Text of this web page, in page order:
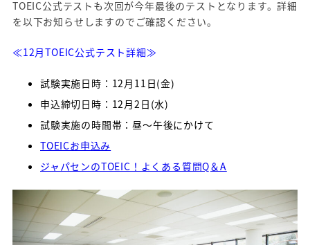
TOEIC公式テストも次回が今年最後のテストとなります。詳細
を以下お知らせしますのでご確認ください。
≪12月TOEIC公式テスト詳細≫
試験実施日時：12月11日(金)
申込締切日時：12月2日(水)
試験実施の時間帯：昼～午後にかけて
TOEICお申込み
ジャパセンのTOEIC！よくある質問Q＆A